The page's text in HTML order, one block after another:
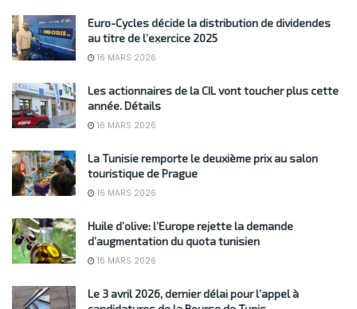
Euro-Cycles décide la distribution de dividendes
au titre de l’exercice 2025
16 MARS 2026
Les actionnaires de la CIL vont toucher plus cette
année. Détails
16 MARS 2026
La Tunisie remporte le deuxième prix au salon
touristique de Prague
16 MARS 2026
Huile d’olive: l’Europe rejette la demande
d’augmentation du quota tunisien
16 MARS 2026
Le 3 avril 2026, dernier délai pour l’appel à